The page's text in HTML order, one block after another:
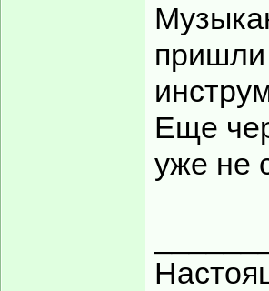
пришли
Еще
уже не